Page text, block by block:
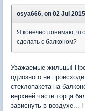
osya666, on 02 Jul
Я конечно понимаю,
сделать с балконом?
Уважаемые жильцы!
одиозного не
стеклопакета на
верхней части торца
зависнуть в воздухе...